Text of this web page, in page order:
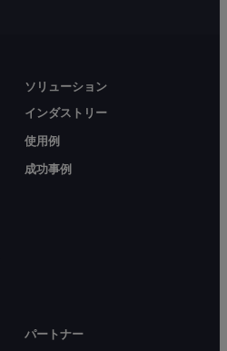
ソリューション
インダストリー
使用例
成功事例
パートナー